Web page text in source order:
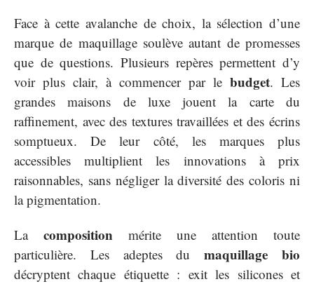
Face à cette avalanche de choix, la sélection d’une
marque de maquillage soulève autant de promesses
que de questions. Plusieurs repères permettent d’y
voir plus clair, à commencer par le budget. Les
grandes maisons de luxe jouent la carte du
raffinement, avec des textures travaillées et des écrins
somptueux. De leur côté, les marques plus
accessibles multiplient les innovations à prix
raisonnables, sans négliger la diversité des coloris ni
la pigmentation.
La composition mérite une attention toute
particulière. Les adeptes dumaquillage bio
décryptent chaque étiquette : exit les silicones et